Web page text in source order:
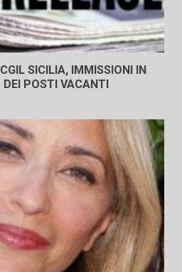
SICILIA, IMMISSIONI IN
POSTI VACANTI